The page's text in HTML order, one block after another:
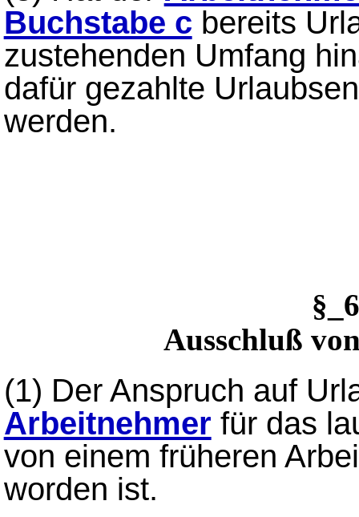
Buchstabe c bereits
zustehenden Umfang
dafür gezahlte
werden.
Ausschluß
(1) Der Anspruch auf
Arbeitnehmer für das
von einem früheren
worden ist.